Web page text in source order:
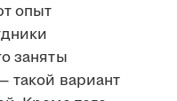
опыт
заняты
такой вариант